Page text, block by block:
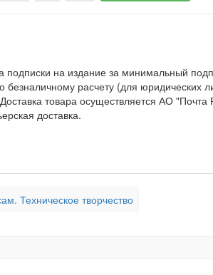
на издание за минимальный
расчету (для юридических
товара осуществляется АО
доставка.
Техническое творчество